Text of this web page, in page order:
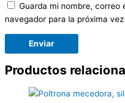
Guarda mi nombre,
navegador para la próxima
Productos